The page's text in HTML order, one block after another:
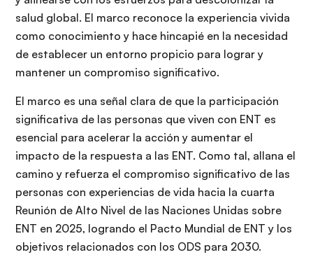
salud global. El marco reconoce la experiencia vivida
como conocimiento y hace hincapié en la necesidad
de establecer un entorno propicio para lograr y
mantener un compromiso significativo.
El marco es una señal clara de que la participación
significativa de las personas que viven con ENT es
esencial para acelerar la acción y aumentar el
impacto de la respuesta a las ENT. Como tal, allana el
camino y refuerza el compromiso significativo de las
personas con experiencias de vida hacia la cuarta
Reunión de Alto Nivel de las Naciones Unidas sobre
ENT en 2025, logrando el Pacto Mundial de ENT y los
objetivos relacionados con los ODS para 2030.